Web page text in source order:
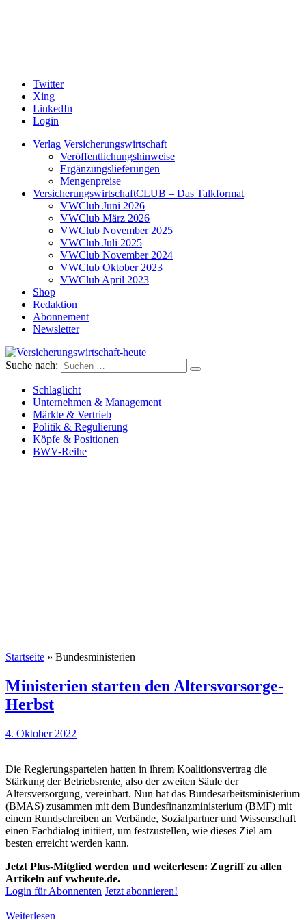
Twitter
Xing
LinkedIn
Login
Verlag Versicherungswirtschaft
Veröffentlichungshinweise
Ergänzungslieferungen
Mengenpreise
VersicherungswirtschaftCLUB – Das Talkformat
VWClub Juni 2026
VWClub März 2026
VWClub November 2025
VWClub Juli 2025
VWClub November 2024
VWClub Oktober 2023
VWClub April 2023
Shop
Redaktion
Abonnement
Newsletter
Versicherungswirtschaft-heute
Suche nach:
Schlaglicht
Unternehmen & Management
Märkte & Vertrieb
Politik & Regulierung
Köpfe & Positionen
BWV-Reihe
Startseite » Bundesministerien
Ministerien starten den Altersvorsorge-
Herbst
4. Oktober 2022
Die Regierungsparteien hatten in ihrem Koalitionsvertrag die
Stärkung der Betriebsrente, also der zweiten Säule der
Altersversorgung, vereinbart. Nun hat das Bundesarbeitsministerium
(BMAS) zusammen mit dem Bundesfinanzministerium (BMF) mit
einem Rundschreiben an Verbände, Sozialpartner und Wissenschaft
einen Fachdialog initiiert, um festzustellen, wie dieses Ziel am
besten erreicht werden kann.
Jetzt Plus-Mitglied werden und weiterlesen: Zugriff zu allen
Artikeln auf vwheute.de.
Login für Abonnenten Jetzt abonnieren!
Weiterlesen